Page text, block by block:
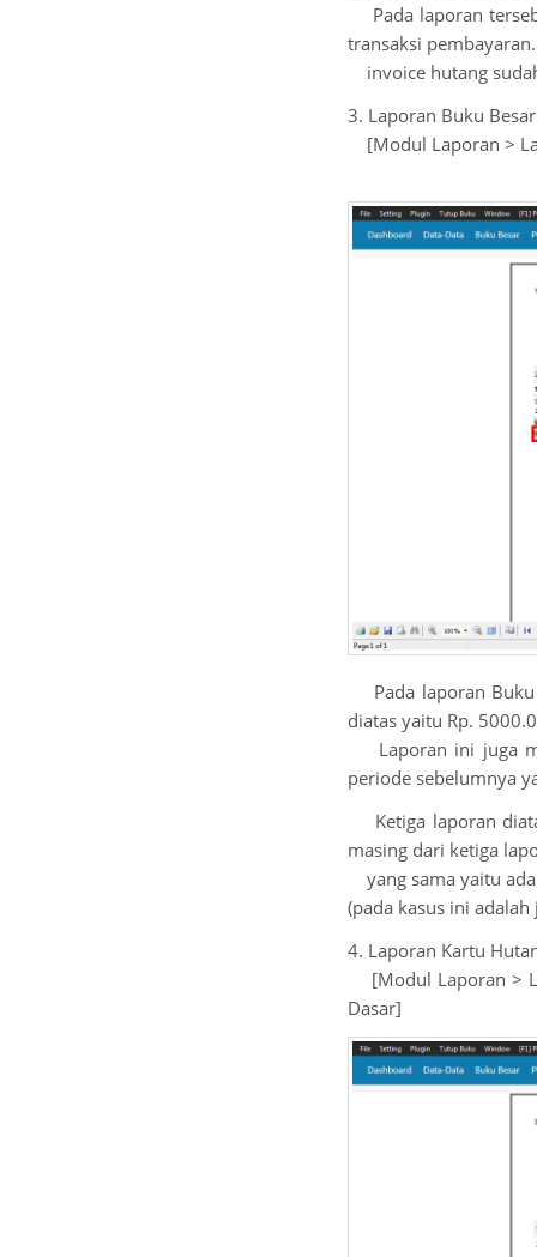
Pada laporan
transaksi
invoice hutang
3. Laporan Buku
[Modul Laporan >
Pada laporan Buku
diatas yaitu Rp.
Laporan ini juga
periode sebelumnya
Ketiga laporan
masing dari ketiga
yang sama yaitu
(pada kasus ini
4. Laporan Kartu
[Modul Laporan >
Dasar]